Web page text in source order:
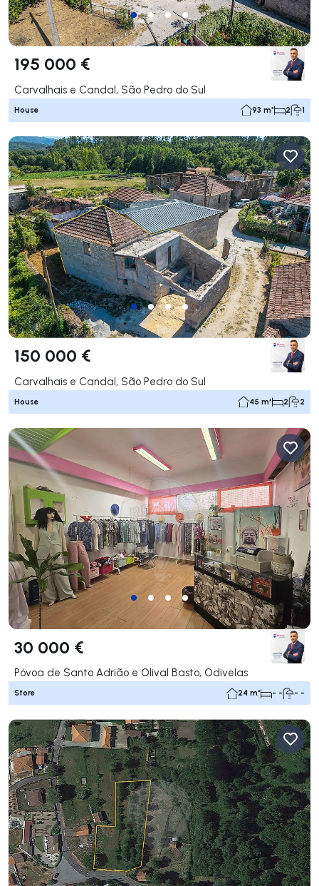
195 000 €
Carvalhais e Candal, São Pedro do Sul
House 93 m² 2 1
150 000 €
Carvalhais e Candal, São Pedro do Sul
House 45 m² 2 2
30 000 €
Póvoa de Santo Adrião e Olival Basto, Odivelas
Store 24 m² - - - -